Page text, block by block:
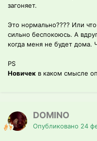
загоняет.
Это нормально???? Или
сильно беспокоюсь. А
когда меня не будет дома.
PS
Новичек в каком смысле
DOMINO
Опубликовано 24